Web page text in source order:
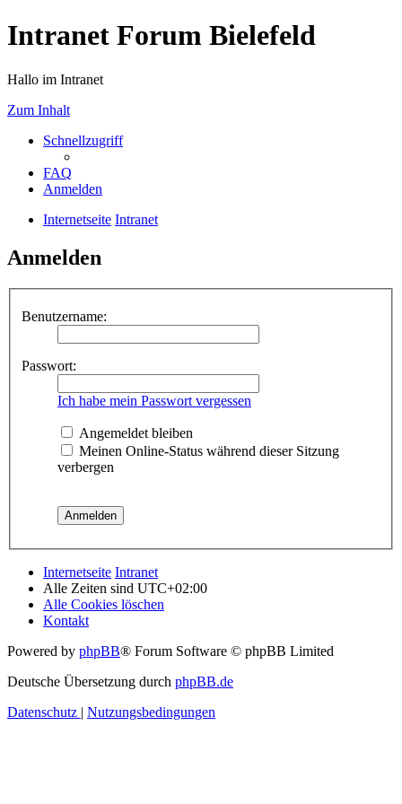
Intranet Forum Bielefeld
Hallo im Intranet
Zum Inhalt
Schnellzugriff
FAQ
Anmelden
Internetseite Intranet
Anmelden
Benutzername:
Passwort:
Ich habe mein Passwort vergessen
Angemeldet bleiben
Meinen Online-Status während dieser Sitzung
verbergen
Internetseite Intranet
Alle Zeiten sind UTC+02:00
Alle Cookies löschen
Kontakt
Powered by phpBB® Forum Software © phpBB Limited
Deutsche Übersetzung durch phpBB.de
Datenschutz | Nutzungsbedingungen